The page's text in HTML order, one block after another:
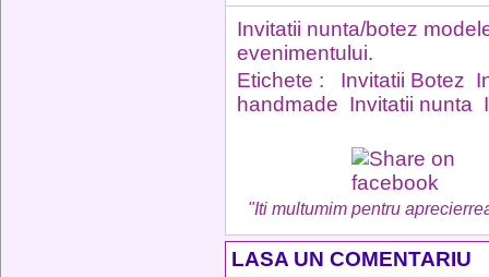
Invitatii nunta/botez
evenimentului.
Etichete :
Invitatii Botez
handmade Invitatii nunta
"Iti multumim pentru
LASA UN COMENTARIU